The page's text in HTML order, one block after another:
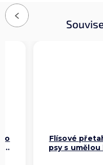
Previous
Flísové
psy s